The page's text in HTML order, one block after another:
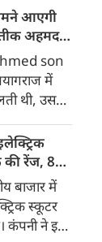
तैयार कंटेंट
योग्य
या
पर
की
3 घंटे
आएगी
अहमद
son
में
थी, उस
और
रही है।
2023 में
गए बेटे
झांसी में
की भीषण
की रेंज, 8
जाएंगे
बाजार में
स्कूटर
कंपनी ने इसे